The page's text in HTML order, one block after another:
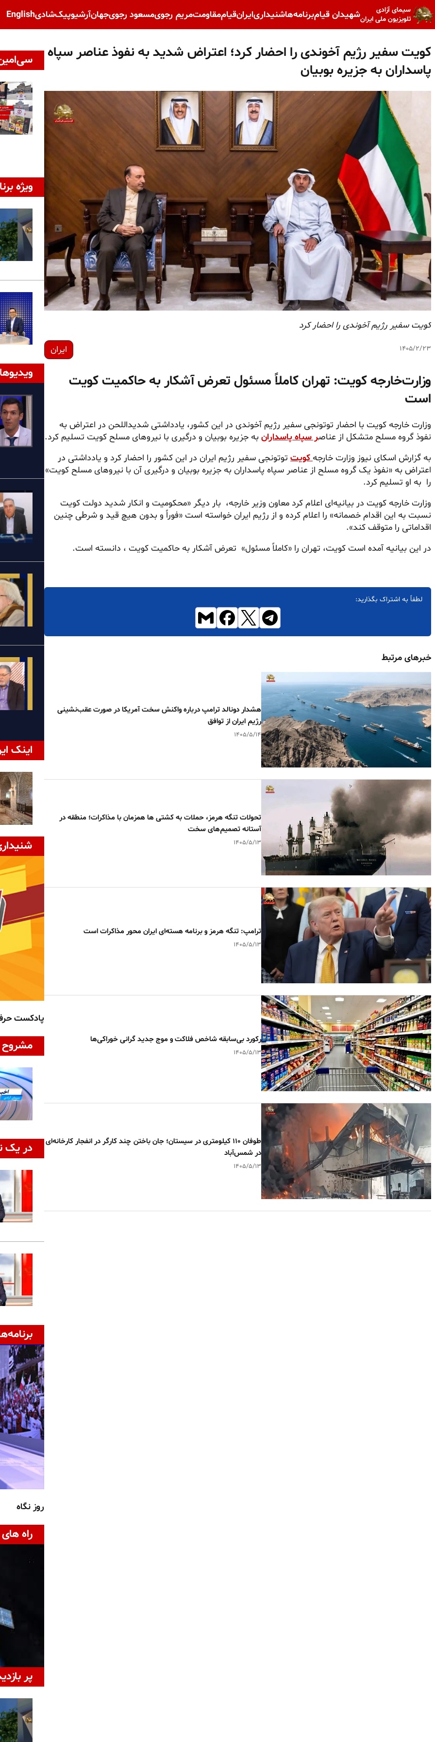
سیمای آزادی
تلویزیون ملی ایرانشهیدان قیامبرنامه‌هاشنیداریایرانقیاممقاومتمریم رجویمسعود رجویجهانآرشیوپیک‌شادیEnglish
کویت سفیر رژیم آخوندی را احضار کرد؛ اعتراض شدید به نفوذ عناصر سپاه
پاسداران به جزیره بوبیان
کویت سفیر رژیم آخوندی را احضار کرد
۱۴۰۵/۲/۲۳ ایران
وزارت‌خارجه کویت: تهران کاملاً مسئول تعرض آشکار به حاکمیت کویت
است
وزارت‌ خارجه کویت با احضار توتونجی سفیر رژیم آخوندی در این کشور، یادداشتی شدیداللحن در اعتراض به
نفوذ گروه مسلح متشکل از عناصر سپاه پاسداران به جزیره بوبیان و درگیری با نیروهای مسلح کویت تسلیم کرد.
به گزارش اسکای نیوز وزارت خارجهکویت توتونجی سفیر رژیم ایران در این کشور را احضار کرد و یادداشتی در
اعتراض به «نفوذ یک گروه مسلح از عناصر سپاه پاسداران به جزیره بوبیان و درگیری آن با نیروهای مسلح کویت»
را به او تسلیم کرد.
وزارت خارجه کویت در بیانیه‌ای اعلام کرد معاون وزیر خارجه، بار دیگر «محکومیت و انکار شدید دولت کویت
نسبت به این اقدام خصمانه» را اعلام کرده و از رژیم ایران خواسته است «فوراً و بدون هیچ قید و شرطی چنین
اقداماتی را متوقف کند».
در این بیانیه آمده است کویت، تهران را «کاملاً مسئول» تعرض آشکار به حاکمیت کویت ، دانسته است.
لطفاً به اشتراک بگذارید:
خبرهای مرتبط
هشدار دونالد ترامپ درباره واکنش سخت آمریکا در صورت عقب‌نشینی
رژیم ایران از توافق
۱۴۰۵/۵/۱۴
تحولات تنگه هرمز، حملات به کشتی ها همزمان با مذاکرات؛ منطقه در
آستانه تصمیم‌های سخت
۱۴۰۵/۵/۱۳
ترامپ: تنگه هرمز و برنامه هسته‌ای ایران محور مذاکرات است
۱۴۰۵/۵/۱۳
رکورد بی‌سابقه شاخص فلاکت و موج جدید گرانی خوراکی‌ها
۱۴۰۵/۵/۱۳
طوفان ۱۱۰ کیلومتری در سیستان؛ جان باختن چند کارگر در انفجار کارخانه‌ای
در شمس‌آباد
۱۴۰۵/۵/۱۳
ویژه
اینک
پادکست
مشروح
در یک
روز نگاه
راه
پر